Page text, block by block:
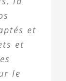
et
et
le